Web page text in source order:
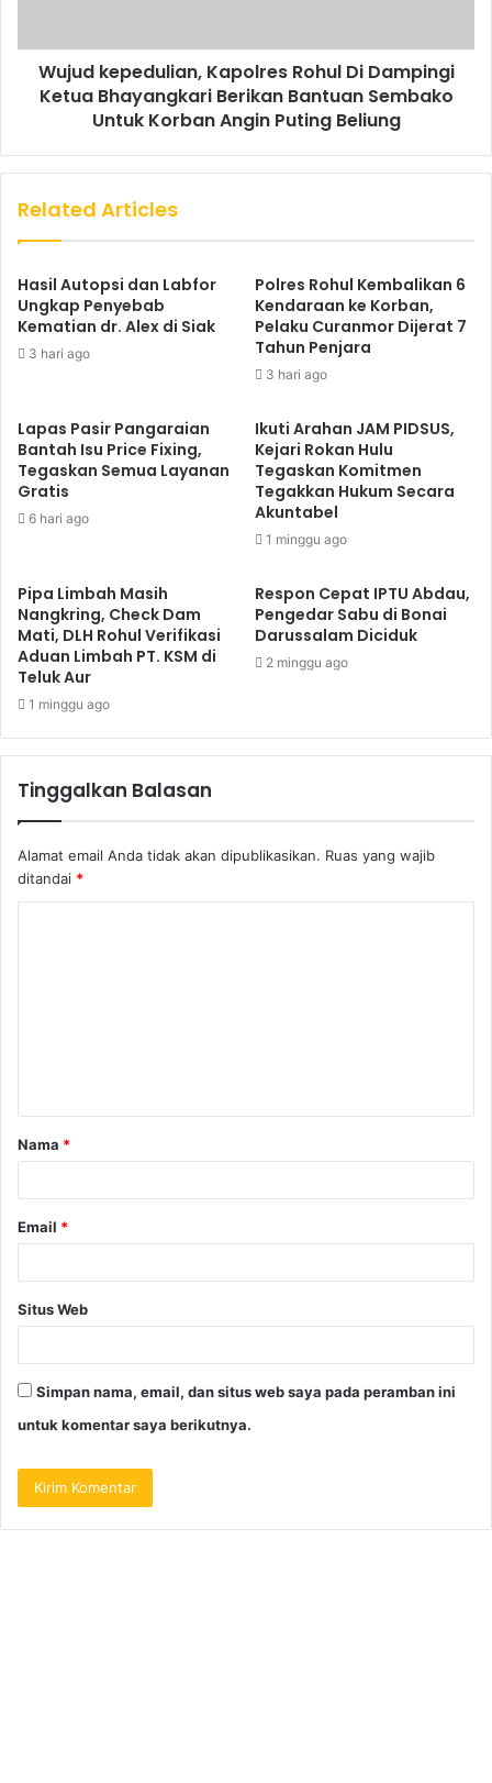
Wujud kepedulian, Kapolres Rohul Di Dampingi
Ketua Bhayangkari Berikan Bantuan Sembako
Untuk Korban Angin Puting Beliung
Related Articles
Hasil Autopsi dan Labfor
Ungkap Penyebab
Kematian dr. Alex di Siak
3 hari ago
Polres Rohul Kembalikan 6
Kendaraan ke Korban,
Pelaku Curanmor Dijerat 7
Tahun Penjara
3 hari ago
Lapas Pasir Pangaraian
Bantah Isu Price Fixing,
Tegaskan Semua Layanan
Gratis
6 hari ago
Ikuti Arahan JAM PIDSUS,
Kejari Rokan Hulu
Tegaskan Komitmen
Tegakkan Hukum Secara
Akuntabel
1 minggu ago
Pipa Limbah Masih
Nangkring, Check Dam
Mati, DLH Rohul Verifikasi
Aduan Limbah PT. KSM di
Teluk Aur
1 minggu ago
Respon Cepat IPTU Abdau,
Pengedar Sabu di Bonai
Darussalam Diciduk
2 minggu ago
Tinggalkan Balasan
Alamat email Anda tidak akan dipublikasikan. Ruas yang wajib
ditandai *
Nama *
Email *
Situs Web
Simpan nama, email, dan situs web saya pada peramban ini
untuk komentar saya berikutnya.